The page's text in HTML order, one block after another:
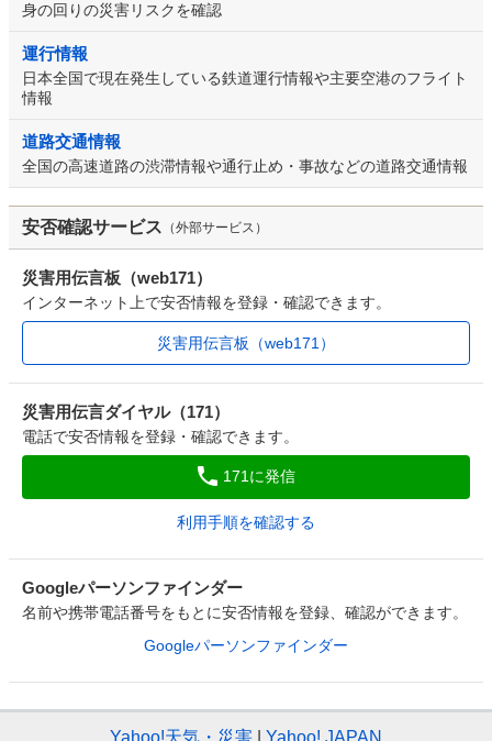
身の回りの災害リスクを確認
運行情報
日本全国で現在発生している鉄道運行情報や主要空港のフライト
情報
道路交通情報
全国の高速道路の渋滞情報や通行止め・事故などの道路交通情報
安否確認サービス （外部サービス）
災害用伝言板（web171）
インターネット上で安否情報を登録・確認できます。
災害用伝言板（web171）
災害用伝言ダイヤル（171）
電話で安否情報を登録・確認できます。
171に発信
利用手順を確認する
Googleパーソンファインダー
名前や携帯電話番号をもとに安否情報を登録、確認ができます。
Googleパーソンファインダー